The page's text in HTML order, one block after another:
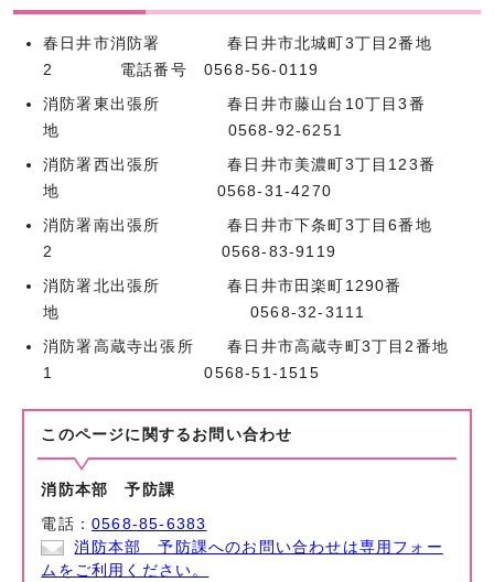
春日井市消防署 春日井市北城町3丁目2番地
2 電話番号 0568‐56‐0119
消防署東出張所 春日井市藤山台10丁目3番
地 0568‐92‐6251
消防署西出張所 春日井市美濃町3丁目123番
地 0568‐31‐4270
消防署南出張所 春日井市下条町3丁目6番地
2 0568‐83‐9119
消防署北出張所 春日井市田楽町1290番
地 0568‐32‐3111
消防署高蔵寺出張所 春日井市高蔵寺町3丁目2番地
1 0568‐51‐1515
このページに関する お問い合わせ
消防本部 予防課
電話：0568-85-6383
消防本部 予防課へのお問い合わせは専用フォー
ムをご利用ください。